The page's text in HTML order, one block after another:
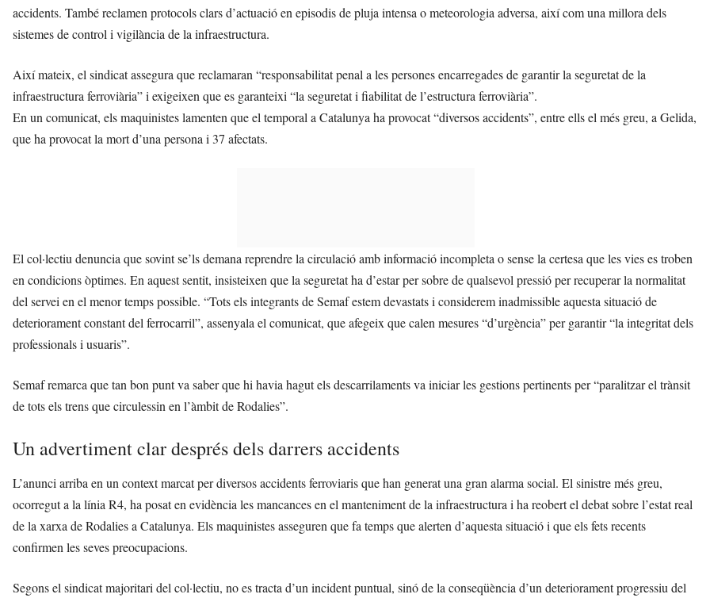
accidents. També reclamen protocols clars d’actuació en episodis de pluja intensa o meteorologia adversa, així com una millora dels
sistemes de control i vigilància de la infraestructura.
Així mateix, el sindicat assegura que reclamaran “responsabilitat penal a les persones encarregades de garantir la seguretat de la
infraestructura ferroviària” i exigeixen que es garanteixi “la seguretat i fiabilitat de l’estructura ferroviària”.
En un comunicat, els maquinistes lamenten que el temporal a Catalunya ha provocat “diversos accidents”, entre ells el més greu, a Gelida,
que ha provocat la mort d’una persona i 37 afectats.
El col·lectiu denuncia que sovint se’ls demana reprendre la circulació amb informació incompleta o sense la certesa que les vies es troben
en condicions òptimes. En aquest sentit, insisteixen que la seguretat ha d’estar per sobre de qualsevol pressió per recuperar la normalitat
del servei en el menor temps possible. “Tots els integrants de Semaf estem devastats i considerem inadmissible aquesta situació de
deteriorament constant del ferrocarril”, assenyala el comunicat, que afegeix que calen mesures “d’urgència” per garantir “la integritat dels
professionals i usuaris”.
Semaf remarca que tan bon punt va saber que hi havia hagut els descarrilaments va iniciar les gestions pertinents per “paralitzar el trànsit
de tots els trens que circulessin en l’àmbit de Rodalies”.
Un advertiment clar després dels darrers accidents
L’anunci arriba en un context marcat per diversos accidents ferroviaris que han generat una gran alarma social. El sinistre més greu,
ocorregut a la línia R4, ha posat en evidència les mancances en el manteniment de la infraestructura i ha reobert el debat sobre l’estat real
de la xarxa de Rodalies a Catalunya. Els maquinistes asseguren que fa temps que alerten d’aquesta situació i que els fets recents
confirmen les seves preocupacions.
Segons el sindicat majoritari del col·lectiu, no es tracta d’un incident puntual, sinó de la conseqüència d’un deteriorament progressiu del